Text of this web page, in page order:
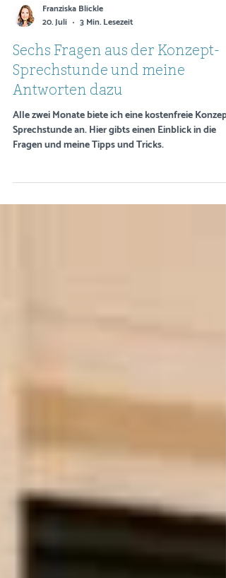
Franziska Blickle
20. Juli
3 Min. Lesezeit
Sechs Fragen aus der Konzept-
Sprechstunde und meine
Alle zwei Monate biete ich eine kostenfreie Konzept-
Fragen und meine Tipps und Tricks.